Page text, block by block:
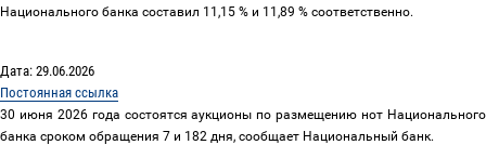
Национального банка составил 11,15 % и 11,89 % соответственно.
Дата: 29.06.2026
Постоянная ссылка
30 июня 2026 года состоятся аукционы по размещению нот Национального
банка сроком обращения 7 и 182 дня, сообщает Национальный банк.